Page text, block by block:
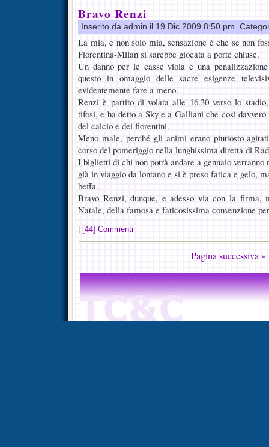
Bravo Renzi
Inserito da admin il 19 Dic 2009 8:50 pm.
La mia, e non solo mia, sensazione è che se non
Fiorentina-Milan si sarebbe giocata a porte chiuse.
Un danno per le casse viola e una
questo in omaggio delle sacre esigenze
evidentemente fare a meno.
Renzi è partito di volata alle 16.30 verso lo
tifosi, e ha detto a Sky e a Galliani che così
del calcio e dei fiorentini.
Meno male, perché gli animi erano piuttosto
corso del pomeriggio nella lunghissima diretta di
I biglietti di chi non potrà andare a gennaio
già in viaggio da lontano e si è preso fatica e gelo,
beffa.
Bravo Renzi, dunque, e adesso via con la
Natale, della famosa e faticosissima convenzione
[44] Commenti
Pagina successiva »